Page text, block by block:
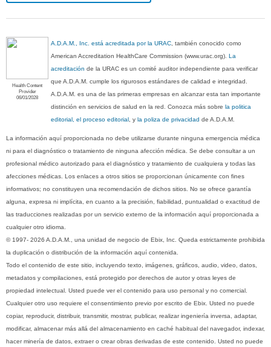
Health Content
Provider
06/01/2028
A.D.A.M., Inc. está acreditada por la URAC , también conocido como
American Accreditation HealthCare Commission (www.urac.org).La
acreditación de la URAC es un comité auditor independiente para verificar
que A.D.A.M. cumple los rigurosos estándares de calidad e integridad.
A.D.A.M. es una de las primeras empresas en alcanzar esta tan importante
distinción en servicios de salud en la red. Conozca más sobrela politica
editorial, el proceso editorial , yla poliza de privacidad de A.D.A.M.
La información aquí proporcionada no debe utilizarse durante ninguna emergencia médica
ni para el diagnóstico o tratamiento de ninguna afección médica. Se debe consultar a un
profesional médico autorizado para el diagnóstico y tratamiento de cualquiera y todas las
afecciones médicas. Los enlaces a otros sitios se proporcionan únicamente con fines
informativos; no constituyen una recomendación de dichos sitios. No se ofrece garantía
alguna, expresa ni implícita, en cuanto a la precisión, fiabilidad, puntualidad o exactitud de
las traducciones realizadas por un servicio externo de la información aquí proporcionada a
cualquier otro idioma.
© 1997- 2026 A.D.A.M., una unidad de negocio de Ebix, Inc. Queda estrictamente prohibida
la duplicación o distribución de la información aquí contenida.
Todo el contenido de este sitio, incluyendo texto, imágenes, gráficos, audio, video, datos,
metadatos y compilaciones, está protegido por derechos de autor y otras leyes de
propiedad intelectual. Usted puede ver el contenido para uso personal y no comercial.
Cualquier otro uso requiere el consentimiento previo por escrito de Ebix. Usted no puede
copiar, reproducir, distribuir, transmitir, mostrar, publicar, realizar ingeniería inversa, adaptar,
modificar, almacenar más allá del almacenamiento en caché habitual del navegador, indexar,
hacer minería de datos, extraer o crear obras derivadas de este contenido. Usted no puede